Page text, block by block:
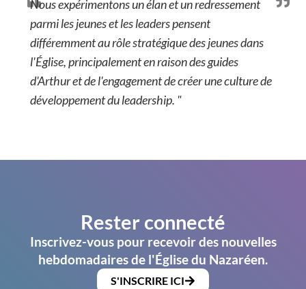
Nous expérimentons un élan et un redressement
parmi les jeunes et les leaders pensent
différemment au rôle stratégique des jeunes dans
l'Église, principalement en raison des guides
d'Arthur et de l'engagement de créer une culture de
développement du leadership. "
Rester connecté
Inscrivez-vous pour recevoir des nouvelles
hebdomadaires de l'Église du Nazaréen.
S'INSCRIRE ICI